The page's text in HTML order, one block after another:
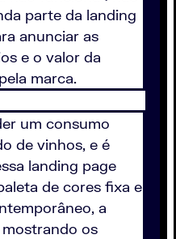
parte da landing
anunciar as
e o valor da
marca.
um consumo
de vinhos, e é
landing page
de cores fixa e
a
os